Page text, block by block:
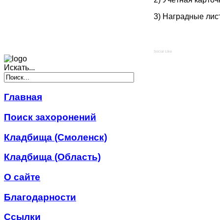
3) Наградные
Social Like
Искать...
Главная
Поиск захоронений
Кладбища (Смоленск)
Кладбища (Область)
О сайте
Благодарности
Ссылки